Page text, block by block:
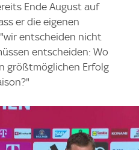
Ende August auf
er die eigenen
entscheiden nicht
entscheiden: Wo
größtmöglichen Erfolg